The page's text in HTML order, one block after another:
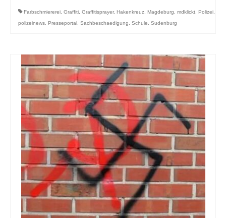
Farbschmiererei, Graffiti, Graffitisprayer, Hakenkreuz, Magdeburg, mdklickt, Polizei,
polizeinews, Presseportal , Sachbeschaedigung, Schule, Sudenburg